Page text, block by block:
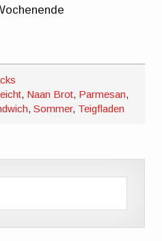
, Naan Brot, Parmesan,
,Sommer, Teigfladen